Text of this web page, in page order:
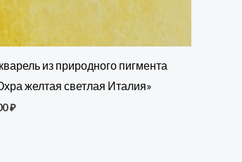
из природного пигмента
желтая светлая Италия»
₽